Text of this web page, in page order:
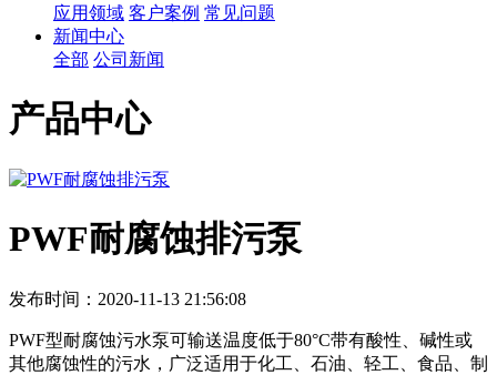
应用领域 客户案例 常见问题
新闻中心
全部 公司新闻
产品中心
PWF耐腐蚀排污泵
发布时间：2020-11-13 21:56:08
PWF型耐腐蚀污水泵可输送温度低于80°C带有酸性、碱性或
其他腐蚀性的污水，广泛适用于化工、石油、轻工、食品、制